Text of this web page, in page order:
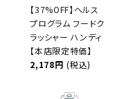
【37%OFF】ヘルス
プログラム フードク
ラッシャー ハンディ
【本店限定特価】
2,178円 (税込)